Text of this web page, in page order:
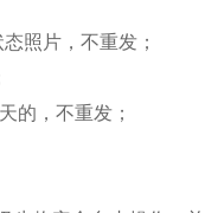
照片，不重发；
的，不重发；